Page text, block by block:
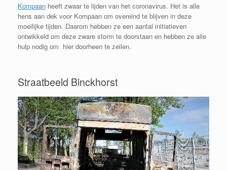
Kompaan heeft zwaar te lijden van het coronavirus. Het is alle
hens aan dek voor Kompaan om overeind te blijven in deze
moeilijke tijden. Daarom hebben ze een aantal initiatieven
ontwikkeld om deze zware storm te doorstaan en hebben ze alle
hulp nodig om hier doorheen te zeilen.
Straatbeeld Binckhorst